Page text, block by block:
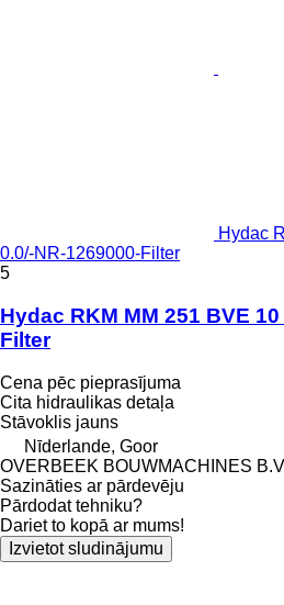
Hydac
0.0/-NR-1269000-Filter
5
Hydac RKM MM 251 BVE
Filter
Cena pēc pieprasījuma
Cita hidraulikas detaļa
Stāvoklis jauns
Nīderlande, Goor
OVERBEEK BOUWMACHINES
Sazināties ar pārdevēju
Pārdodat tehniku?
Dariet to kopā ar mums!
Izvietot sludinājumu